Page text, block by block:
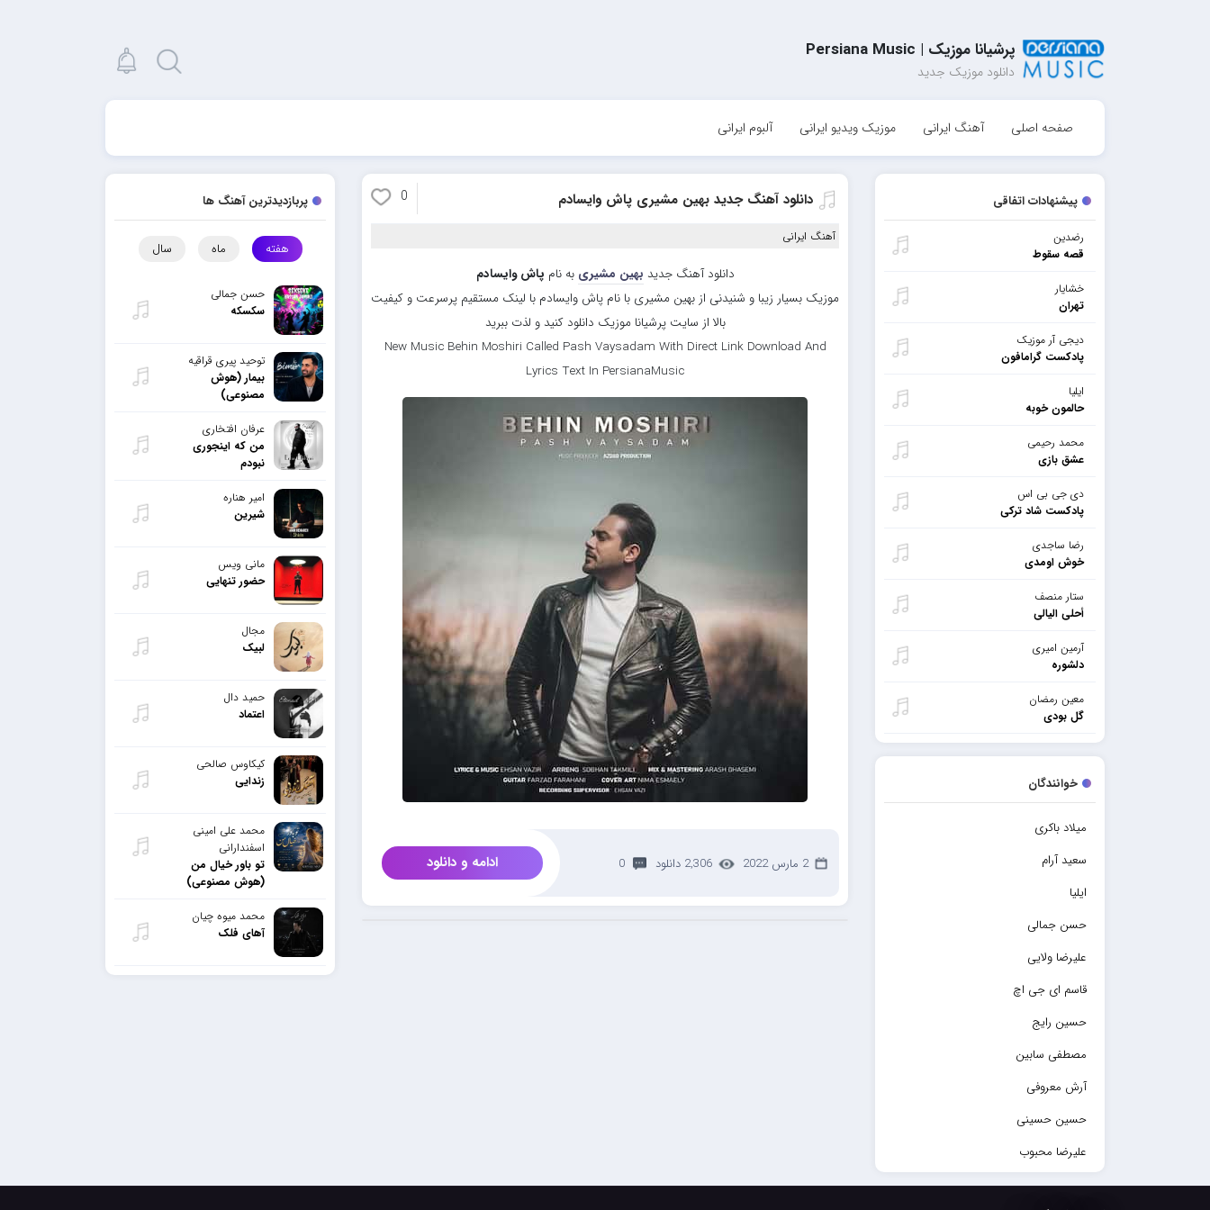
پرشیانا موزیک | Persiana Music
دانلود موزیک جدید
صفحه اصلی آهنگ ایرانی موزیک ویدیو ایرانی آلبوم ایرانی
پیشنهادات اتفاقی
رضدین
قصه سقوط
خشایار
تهران
دیجی آر موزیک
پادکست گرامافون
ایلیا
حالمون خوبه
محمد رحیمی
عشق بازی
دی جی بی اس
پادکست شاد ترکی
رضا ساجدی
خوش اومدی
ستار منصف
أحلی الیالی
آرمین امیری
دلشوره
معین رمضان
گل بودی
خوانندگان
میلاد باکری
سعید آرام
ایلیا
حسن جمالی
علیرضا ولایی
قاسم ای جی اچ
حسین رایج
مصطفی سابین
آرش معروفی
حسین حسینی
علیرضا محبوب
حسین حصارکی
دانلود آهنگ جدید بهین مشیری پاش وایسادم 0
آهنگ ایرانی
دانلود آهنگ جدید بهین مشیری به نام پاش وایسادم
موزیک بسیار زیبا و شنیدنی از بهین مشیری با نام پاش وایسادم با لینک مستقیم پرسرعت و کیفیت
بالا از سایت پرشیانا موزیک دانلود کنید و لذت ببرید
New Music Behin Moshiri Called Pash Vaysadam With Direct Link Download And
Lyrics Text In PersianaMusic
2 مارس 2022 2,306 دانلود 0 ادامه و دانلود
پربازدیدترین آهنگ ها
هفته ماه سال
حسن جمالی
سکسکه
توحید پیری قراقیه
بیمار (هوش
مصنوعی)
عرفان افتخاری
من که اینجوری
نبودم
امیر هناره
شیرین
مانی ویس
حضور تنهایی
مجال
لبیک
حمید دال
اعتماد
کیکاوس صالحی
زندایی
محمد علی امینی
اسفندارانی
تو باور خیال من
(هوش مصنوعی)
محمد میوه چیان
آهای فلک